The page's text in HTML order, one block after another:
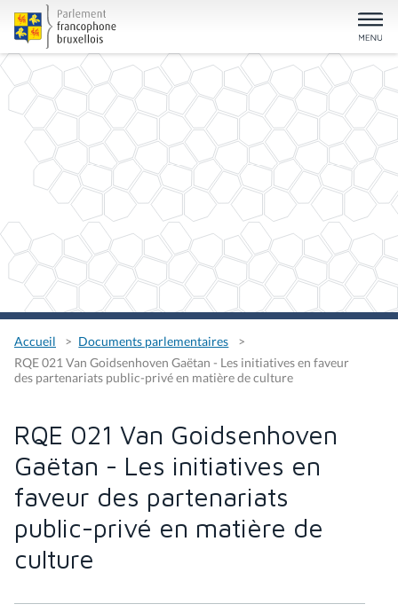
Accueil
Documents parlementaires
RQE 021 Van Goidsenhoven Gaëtan - Les initiatives en faveur
des partenariats public-privé en matière de culture
RQE 021 Van Goidsenhoven
Gaëtan - Les initiatives en
faveur des partenariats
public-privé en matière de
culture